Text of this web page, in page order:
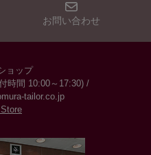
お問い合わせ
ョップ
時間 10:00～17:30) /
tailor.co.jp